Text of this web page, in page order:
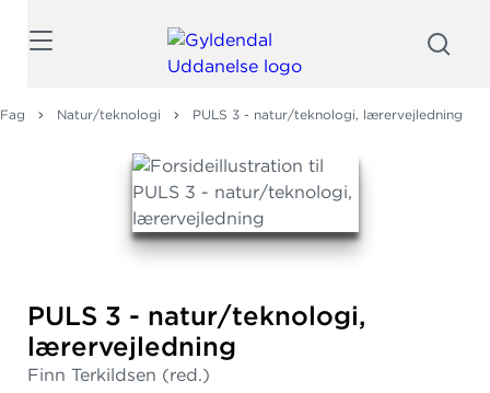
Fag Natur/teknologi PULS 3 - natur/teknologi, lærervejledning
PULS 3 - natur/teknologi,
lærervejledning
Finn Terkildsen (red.)